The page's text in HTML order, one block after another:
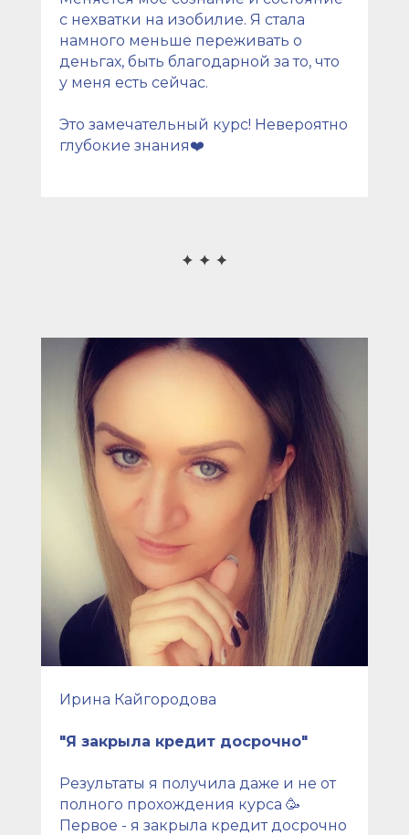
с нехватки на изобилие. Я стала
намного меньше переживать о
деньгах, быть благодарной за то, что
у меня есть сейчас.
Это замечательный курс! Невероятно
глубокие знания❤️
Ирина Кайгородова
"Я закрыла кредит досрочно"
Результаты я получила даже и не от
полного прохождения курса 🥳
Первое - я закрыла кредит досрочно